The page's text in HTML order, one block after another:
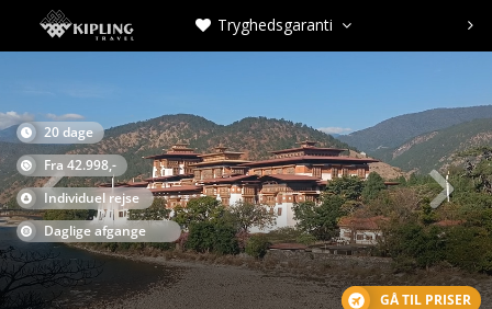
 Tryghedsgaranti  
20 dage
Fra 42.998,-
Individuel rejse
Daglige afgange
GÅ TIL PRISER
 